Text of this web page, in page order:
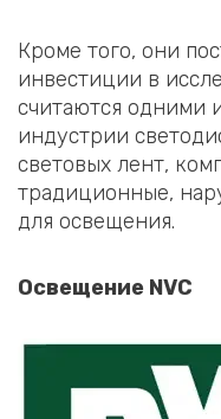
Кроме того, они
инвестиции в
считаются одними
индустрии
световых лент,
традиционные,
для освещения.
Освещение NVC